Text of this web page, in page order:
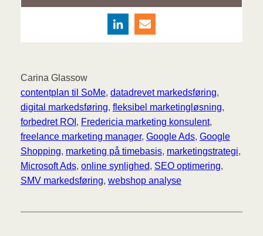
Carina Glassow
contentplan til SoMe, datadrevet markedsføring
digital markedsføring, fleksibel marketingløsning
forbedret ROI , Fredericia marketing konsulent
freelance marketing manager, Google Ads, Google
Shopping, marketing på timebasis, marketingstrategi
Microsoft Ads, online synlighed, SEO optimering
SMV markedsføring, webshop analyse